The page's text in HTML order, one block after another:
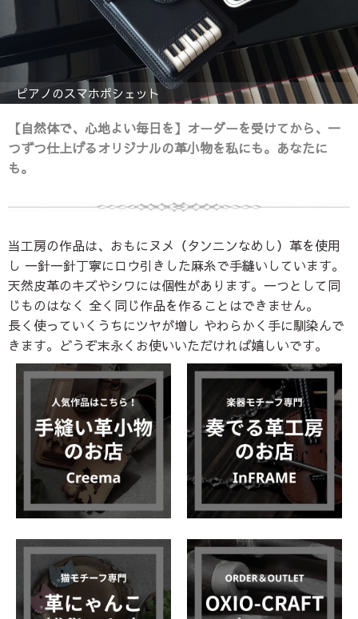
ピアノのスマホポシェット
バイオリン・チェロ・コントラバスのキーカバー
【自然体で、心地よい毎日を】 オーダーを受けてから、一
つずつ仕上げるオリジナルの革小物を私にも。あなたに
も。
当工房の作品は、おもにヌメ（タンニンなめし）革を使用
し 一針一針丁寧にロウ引きした麻糸で手縫いしています。
天然皮革のキズやシワには個性があります。一つとして同
じものはなく 全く同じ作品を作ることはできません。
長く使っていくうちにツヤが増し やわらかく手に馴染んで
きます。どうぞ末永くお使いいただければ嬉しいです。